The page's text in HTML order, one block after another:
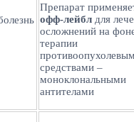
Препарат
офф-лейбл для
осложнений на
терапии
средствами –
моноклональными
антителами